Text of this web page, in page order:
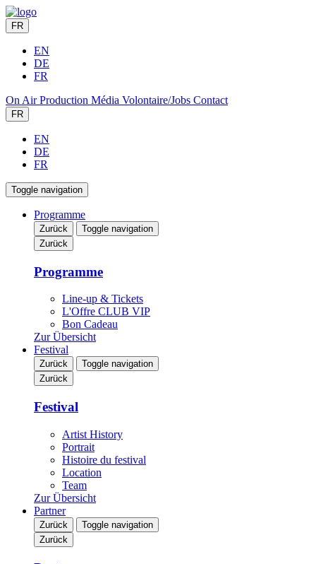
FR
EN
DE
FR
On AirProduction Média Volontaire/Jobs Contact
FR
EN
DE
FR
Toggle navigation
Programme
Zurück
Toggle navigation
Zurück
Programme
Line-up & Tickets
L'Offre CLUB VIP
Bon Cadeau
Zur Übersicht
Festival
Zurück
Toggle navigation
Zurück
Festival
Artist History
Portrait
Histoire du festival
Location
Team
Zur Übersicht
Partner
Zurück
Toggle navigation
Zurück